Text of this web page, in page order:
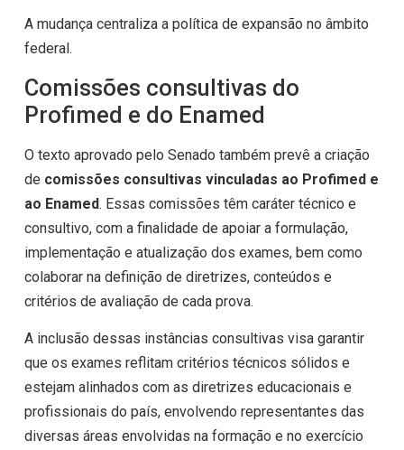
A mudança centraliza a política de expansão no âmbito
federal.
Comissões consultivas do
Profimed e do Enamed
O texto aprovado pelo Senado também prevê a criação
de comissões consultivas vinculadas ao Profimed e
ao Enamed. Essas comissões têm caráter técnico e
consultivo, com a finalidade de apoiar a formulação,
implementação e atualização dos exames, bem como
colaborar na definição de diretrizes, conteúdos e
critérios de avaliação de cada prova.
A inclusão dessas instâncias consultivas visa garantir
que os exames reflitam critérios técnicos sólidos e
estejam alinhados com as diretrizes educacionais e
profissionais do país, envolvendo representantes das
diversas áreas envolvidas na formação e no exercício